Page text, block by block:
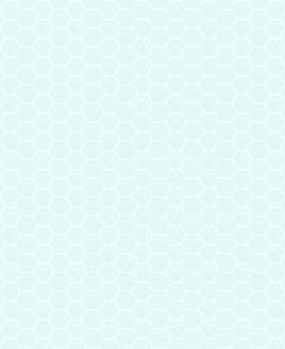
キャンパス中示Ａ